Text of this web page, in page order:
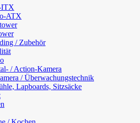
ITX
ATX
/ Zubehör
/ Action-Kamera
/ Überwachungstechnik
Lapboards, Sitzsäcke